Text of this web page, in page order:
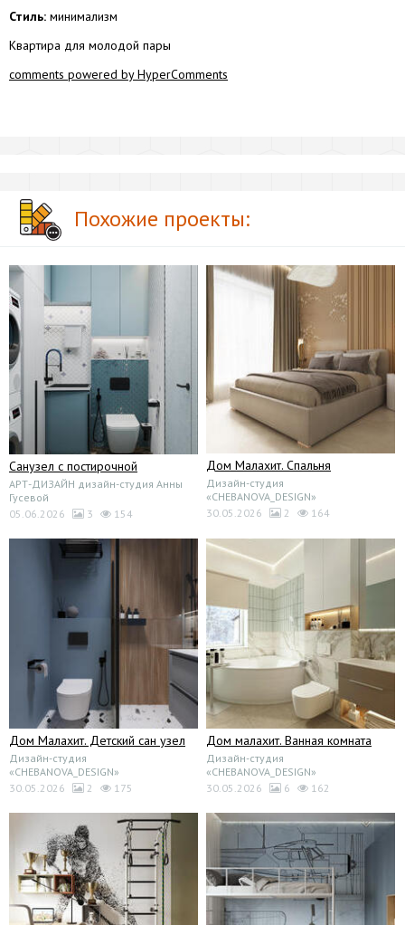
Стиль: минимализм
Квартира для молодой пары
comments powered by HyperComments
Похожие проекты:
Санузел с постирочной
АРТ-ДИЗАЙН дизайн-студия Анны
Гусевой
05.06.2026
3 154
Дом Малахит. Спальня
Дизайн-студия
«CHEBANOVA_DESIGN»
30.05.2026
2 164
Дом Малахит. Детский сан узел
Дизайн-студия
«CHEBANOVA_DESIGN»
30.05.2026
2 175
Дом малахит. Ванная комната
Дизайн-студия
«CHEBANOVA_DESIGN»
30.05.2026
6 162